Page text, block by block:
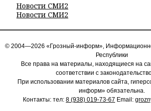
Новости СМИ2
Новости СМИ2
© 2004—2026 «Грозный-информ»,
Республики
Все права на материалы, находящиеся на
соответствии с
При использовании материалов сайта,
информ» обязательна.
Контакты: тел: 8 (938) 019-73-67 Email: